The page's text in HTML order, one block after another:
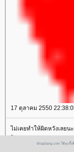
17 ตุลาคม 2550
ไม่เคยทำให้ผิดหวังเลยน
BlogGang.com ใช้คุกกี้